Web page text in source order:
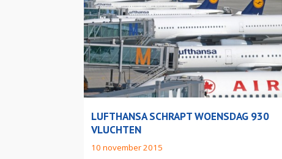
LUFTHANSA SCHRAPT WOENSDAG 930
VLUCHTEN
10 november 2015